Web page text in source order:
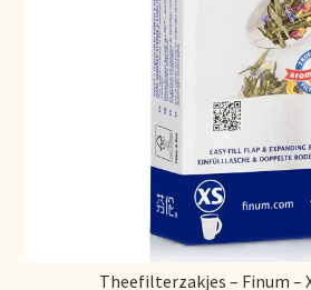
Theefilterzakjes – Finum –